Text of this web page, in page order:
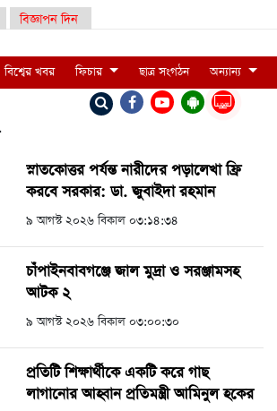
বিজ্ঞাপন দিন
LIVE
বিশ্বের খবর ফিচার ছাত্র সংগঠন অন্যান্য
স্নাতকোত্তর পর্যন্ত নারীদের পড়ালেখা ফ্রি
করবে সরকার: ডা. জুবাইদা রহমান
৯ আগস্ট ২০২৬ বিকাল ০৩:১৪:৩৪
চাঁপাইনবাবগঞ্জে জাল মুদ্রা ও সরঞ্জামসহ
আটক ২
৯ আগস্ট ২০২৬ বিকাল ০৩:০০:৩০
প্রতিটি শিক্ষার্থীকে একটি করে গাছ
লাগানোর আহ্বান প্রতিমন্ত্রী আমিনুল হকের